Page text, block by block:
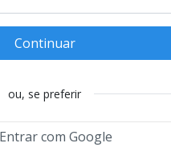
Continuar
ou, se preferir
com Google